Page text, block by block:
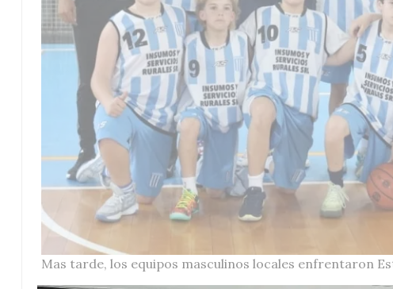
Mas tarde, los equipos masculinos locales enfrentaron